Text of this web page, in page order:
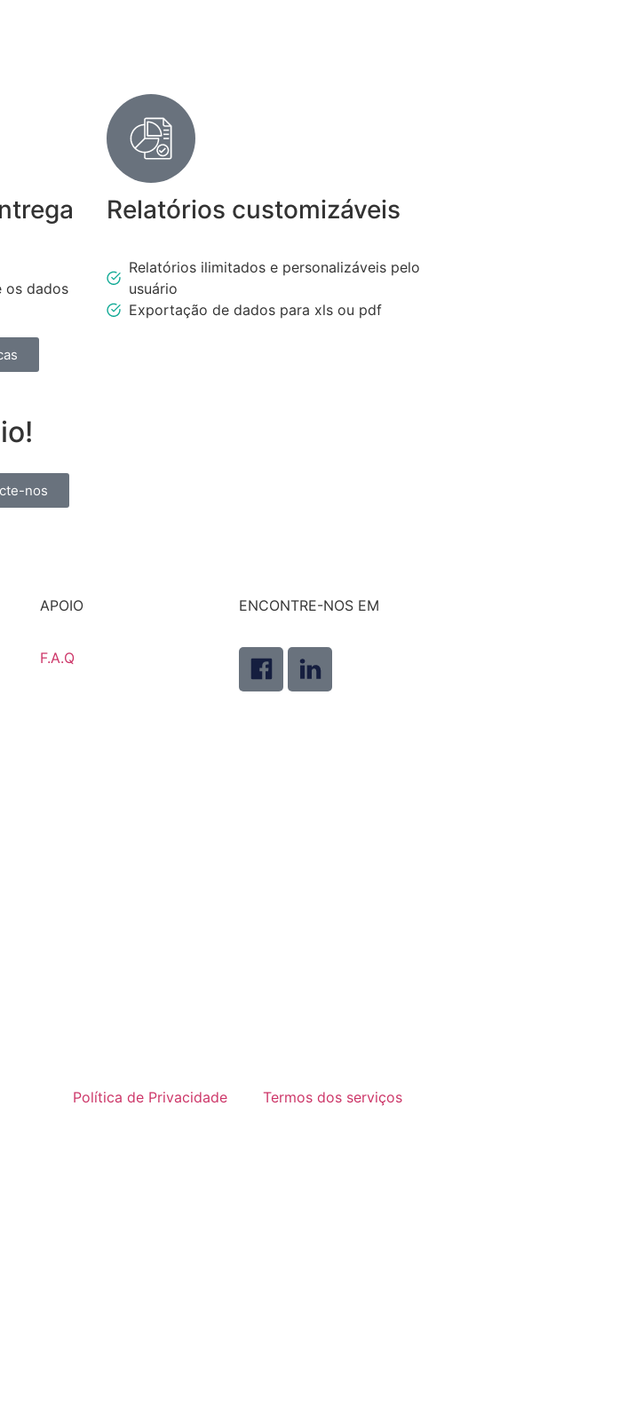
os dados
Relatórios customizáveis
Relatórios ilimitados e personalizáveis pelo
usuário
Exportação de dados para xls ou pdf
nos
APOIO
F.A.Q
ENCONTRE-NOS EM
Política de Privacidade Termos dos serviços